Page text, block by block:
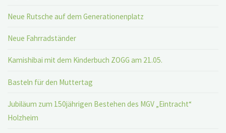
Neue Rutsche auf dem Generationenplatz
Neue Fahrradständer
Kamishibai mit dem Kinderbuch ZOGG am 21.05.
Basteln für den Muttertag
Jubiläum zum 150jährigen Bestehen des MGV „Eintracht“
Holzheim